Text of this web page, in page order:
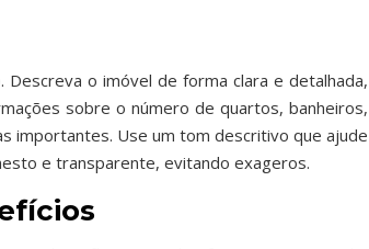
o imóvel de forma clara e detalhada,
sobre o número de quartos, banheiros,
importantes. Use um tom descritivo que ajude
e transparente, evitando exageros.